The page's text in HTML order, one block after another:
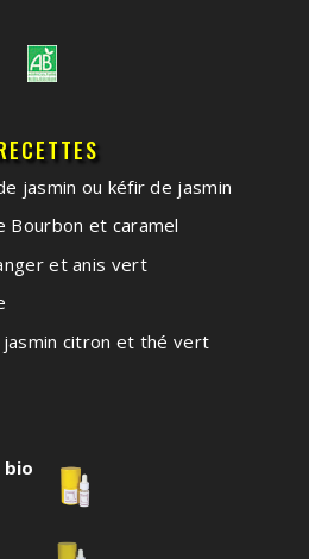
jasmin ou kéfir de jasmin
Bourbon et caramel
et anis vert
citron et thé vert